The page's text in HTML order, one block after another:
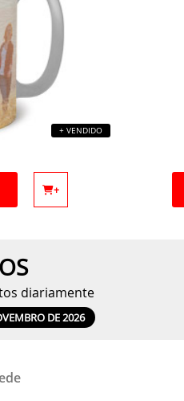
+ VENDIDO
+
diariamente
DE 2026